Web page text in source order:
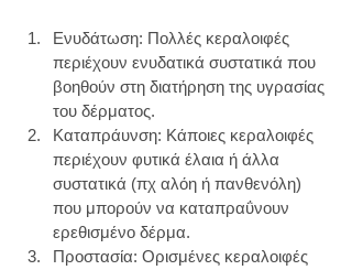
Ενυδάτωση: Πολλές κεραλοιφές
περιέχουν ενυδατικά συστατικά που
βοηθούν στη διατήρηση της υγρασίας
του δέρματος.
Καταπράυνση: Κάποιες κεραλοιφές
περιέχουν φυτικά έλαια ή άλλα
συστατικά (πχ αλόη ή πανθενόλη)
που μπορούν να καταπραΰνουν
ερεθισμένο δέρμα.
Προστασία: Ορισμένες κεραλοιφές